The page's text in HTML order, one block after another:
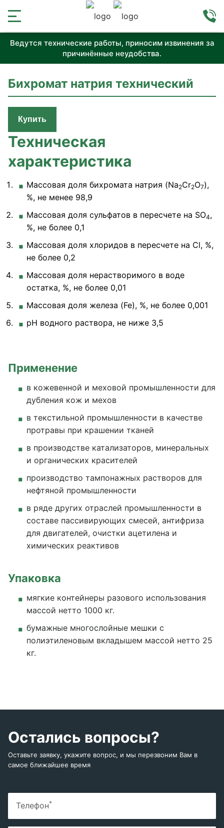
Ведутся технические работы, приносим извинения за
причинённые неудобства.
Бихромат натрия технический
Купить
Техническая
характеристика
Массовая доля бихромата натрия (Na2Cr2O7),
%, не менее 98,9
Массовая доля сульфатов в пересчете на SO4,
%, не более 0,1
Массовая доля хлоридов в пересчете на Cl, %,
не более 0,2
Массовая доля нерастворимого в воде
остатка, %, не более 0,01
Массовая доля железа (Fe), %, не более 0,001
рН водного раствора, не ниже 3,5
Применение
в кожевенной и меховой промышленности для
дубления кож и мехов
в текстильной промышленности в качестве
протравы при крашении тканей
в производстве катализаторов, минеральных
и органических красителей
производство тампонажных растворов для
нефтяной промышленности
в ряде других отраслей промышленности в
составе пассивирующих смесей, антифриза
для двигателей, очистки ацетилена и
химических реактивов
Упаковка
мягкие контейнеры разового использования
массой нетто 1000 кг.
бумажные многослойные мешки с
полиэтиленовым вкладышем массой нетто 25
кг.
Остались вопросы?
Оставьте заявку, укажите вопрос, и мы перезвоним Вам в
самое ближайшее время
Телефон*